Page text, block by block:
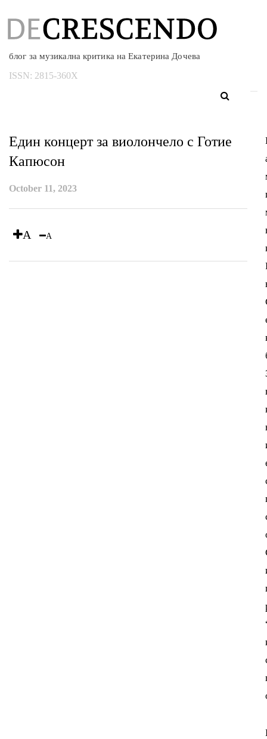
блог за музикална критика на Екатерина Дочева
ISSN: 2815-360X
Един концерт за виолончело с Готие
Капюсон
October 11, 2023
A A